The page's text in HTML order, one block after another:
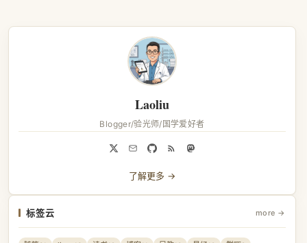
Laoliu
Blogger/验光师/国学爱好者
了解更多 →
标签云 more →